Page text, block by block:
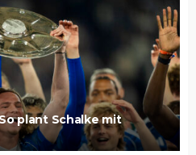
plant Schalke mit